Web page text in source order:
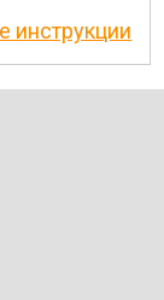
инструкции